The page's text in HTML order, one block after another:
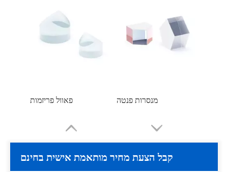
פאוול פריזמות מנסרות פנטה
קבל הצעת מחיר מותאמת אישית בחינם